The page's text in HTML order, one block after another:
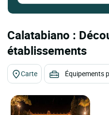
Calatabiano :
établissements
Carte Équipements